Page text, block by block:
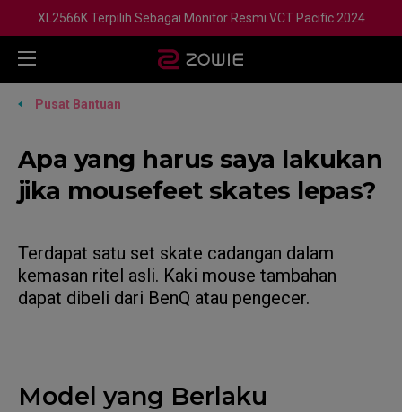
XL2566K Terpilih Sebagai Monitor Resmi VCT Pacific 2024
Pusat Bantuan
Apa yang harus saya lakukan
jika mousefeet skates lepas?
Terdapat satu set skate cadangan dalam
kemasan ritel asli. Kaki mouse tambahan
dapat dibeli dari BenQ atau pengecer.
Model yang Berlaku